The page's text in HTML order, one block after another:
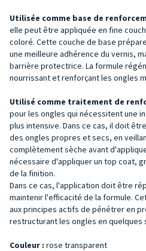
Utilisée comme base de
elle peut être appliquée en fine
coloré. Cette couche de base
une meilleure adhérence du vernis,
barrière protectrice. La formule
nourrissant et renforçant les ongles
Utilisé comme traitement de
pour les ongles qui nécessitent une
plus intensive. Dans ce cas, il doit
des ongles propres et secs, en
complètement sèche avant
nécessaire d'appliquer un top coat,
de la finition.
Dans ce cas, l'application doit être
maintenir l'efficacité de la formule.
aux principes actifs de pénétrer en
restructurant les ongles en quelques
Couleur : rose transparent